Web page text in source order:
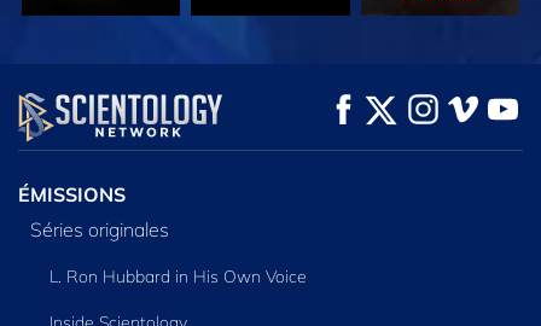
REGARDER REGARDER
DÉCOUVRIR LES
SÉRIES
ÉMISSIONS
Séries originales
L. Ron Hubbard in His Own Voice